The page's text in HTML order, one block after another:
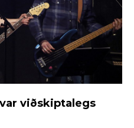
viðskiptalegs